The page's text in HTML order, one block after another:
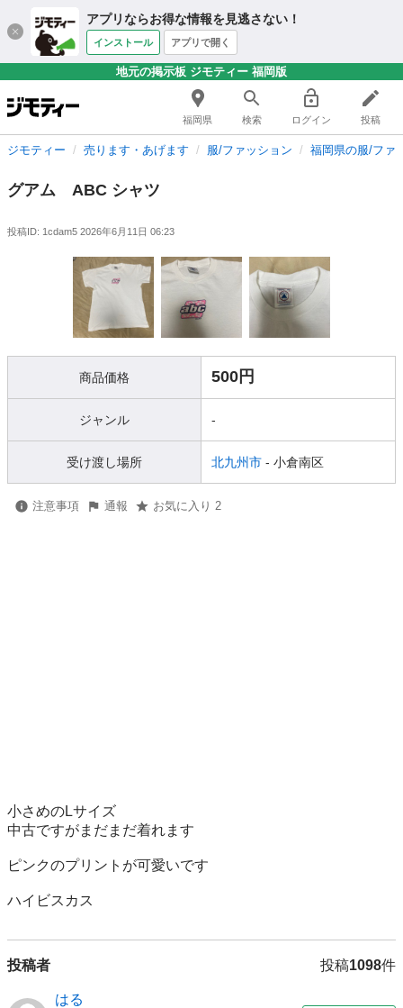
アプリならお得な情報を見逃さない！
インストール アプリで開く
地元の掲示板 ジモティー 福岡版
福岡県 検索 ログイン 投稿
ジモティー 売ります・あげます 服/ファッション 福岡県の服/ファ
グアム ABC シャツ
投稿ID: 1cdam5 2026年6月11日 06:23
商品価格 500円
ジャンル -
受け渡し場所 北九州市 - 小倉南区
注意事項 通報 お気に入り 2
小さめのLサイズ
中古ですがまだまだ着れます
ピンクのプリントが可愛いです
ハイビスカス
投稿者 投稿1098件
はる